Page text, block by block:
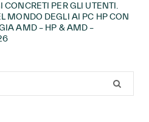
CONCRETI PER GLI UTENTI.
MONDO DEGLI AI PC HP CON
AMD – HP & AMD –